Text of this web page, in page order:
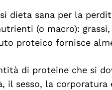
dieta sana per la
(o macro):
proteico fornisce
di proteine che si
il sesso, la